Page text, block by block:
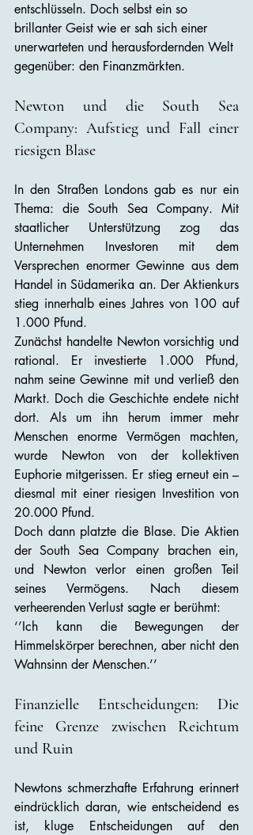
entschlüsseln. Doch selbst ein so
brillanter Geist wie er sah sich einer
unerwarteten und herausfordernden Welt
gegenüber: den Finanzmärkten.
Newton und die South Sea
Company: Aufstieg und Fall einer
riesigen Blase
In den Straßen Londons gab es nur ein
Thema: die South Sea Company. Mit
staatlicher Unterstützung zog das
Unternehmen Investoren mit dem
Versprechen enormer Gewinne aus dem
Handel in Südamerika an. Der Aktienkurs
stieg innerhalb eines Jahres von 100 auf
1.000 Pfund.
Zunächst handelte Newton vorsichtig und
rational. Er investierte 1.000 Pfund,
nahm seine Gewinne mit und verließ den
Markt. Doch die Geschichte endete nicht
dort. Als um ihn herum immer mehr
Menschen enorme Vermögen machten,
wurde Newton von der kollektiven
Euphorie mitgerissen. Er stieg erneut ein –
diesmal mit einer riesigen Investition von
20.000 Pfund.
Doch dann platzte die Blase. Die Aktien
der South Sea Company brachen ein,
und Newton verlor einen großen Teil
seines Vermögens. Nach diesem
verheerenden Verlust sagte er berühmt:
‘’Ich kann die Bewegungen der
Himmelskörper berechnen, aber nicht den
Wahnsinn der Menschen.’’
Finanzielle Entscheidungen: Die
feine Grenze zwischen Reichtum
und Ruin
Newtons schmerzhafte Erfahrung erinnert
eindrücklich daran, wie entscheidend es
ist, kluge Entscheidungen auf den